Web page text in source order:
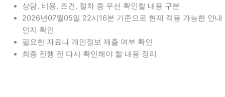
상담, 비용, 조건, 절차 중 우선 확인할 내용 구분
2026년07월05일 22시16분 기준으로 현재 적용 가능한 안내
인지 확인
필요한 자료나 개인정보 제출 여부 확인
최종 진행 전 다시 확인해야 할 내용 정리